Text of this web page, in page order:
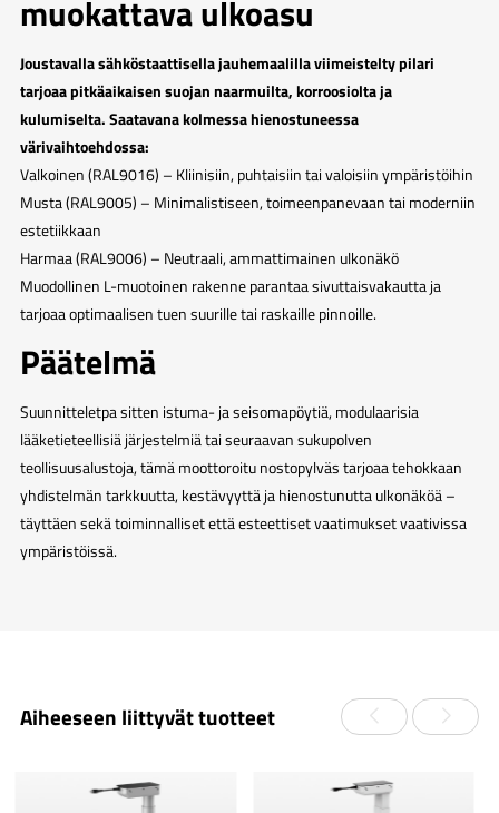
muokattava ulkoasu
Joustavalla sähköstaattisella jauhemaalilla viimeistelty pilari
tarjoaa pitkäaikaisen suojan naarmuilta, korroosiolta ja
kulumiselta. Saatavana kolmessa hienostuneessa
värivaihtoehdossa:
Valkoinen (RAL9016) – Kliinisiin, puhtaisiin tai valoisiin ympäristöihin
Musta (RAL9005) – Minimalistiseen, toimeenpanevaan tai moderniin
estetiikkaan
Harmaa (RAL9006) – Neutraali, ammattimainen ulkonäkö
Muodollinen L-muotoinen rakenne parantaa sivuttaisvakautta ja
tarjoaa optimaalisen tuen suurille tai raskaille pinnoille.
Päätelmä
Suunnitteletpa sitten istuma- ja seisomapöytiä, modulaarisia
lääketieteellisiä järjestelmiä tai seuraavan sukupolven
teollisuusalustoja, tämä moottoroitu nostopylväs tarjoaa tehokkaan
yhdistelmän tarkkuutta, kestävyyttä ja hienostunutta ulkonäköä –
täyttäen sekä toiminnalliset että esteettiset vaatimukset vaativissa
ympäristöissä.
Aiheeseen liittyvät tuotteet